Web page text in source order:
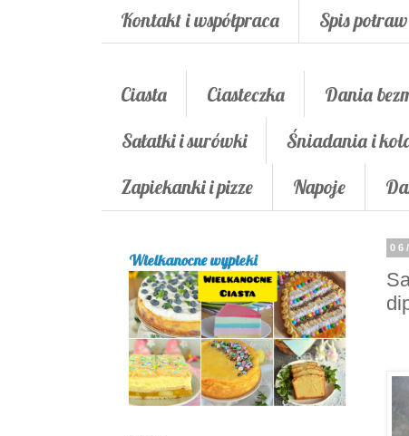
Kontakt i współpraca Spis potraw
Ciasta Ciasteczka Dania
Sałatki i surówki
Śniadania i
Zapiekanki i pizze
Napoje
Wielkanocne wypieki